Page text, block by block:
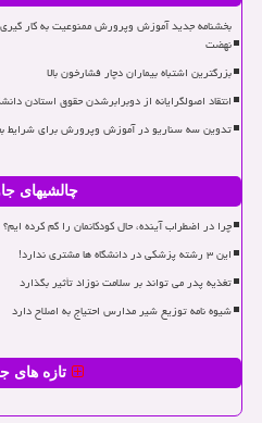
بخشنامه جدید آموزش وپرورش ممنوعیت به کار
نهضت
بزرگترین اشتباه بیماران دچار فشارخون بالا
انتقاد اصولگرایانه از دوبرابرشدن حقوق استادن
تدوین سه سناریو در آموزش وپرورش برای شرایط
چالشیهای
چرا در اضطراب آینده، حال کودکانمان را گم کرده ایم؟
این ۳ رشته پزشکی در دانشگاه ها مشتری ندارد!
تغذیه پدر می تواند بر سلامت نوزاد تأثیر بگذارد
شیوه نامه توزیع شیر مدارس احتیاج به اصلاح دارد
تازه های